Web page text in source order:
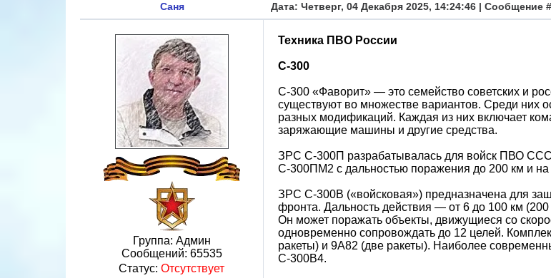
Саня Дата: Четверг, 04 Декабря 2025, 14:24:46 | Сообщение #
Группа: Админ
Сообщений: 65535
Статус: Отсутствует
Техника ПВО России
С-300
С-300 «Фаворит» — это семейство советских и
существуют во множестве вариантов. Среди
разных модификаций. Каждая из них включает
заряжающие машины и другие средства.
ЗРС С-300П разрабатывалась для войск ПВО
С-300ПМ2 с дальностью поражения до 200 км и на
ЗРС С-300В («войсковая») предназначена для
фронта. Дальность действия — от 6 до 100 км
Он может поражать объекты, движущиеся со
одновременно сопровождать до 12 целей.
ракеты) и 9А82 (две ракеты). Наиболее
С-300В4.